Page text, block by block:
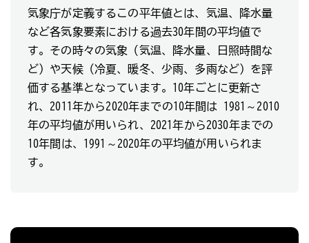
気象庁が定義するこの平年値とは、気温、降水量
など各気象要素における過去30年間の平均値で
す。その時々の気象（気温、降水量、日照時間な
ど）や天候（冷夏、暖冬、少雨、多雨など）を評
価する基準となっています。10年ごとに更新さ
れ、2011年から2020年までの10年間は 1981～2010
年の平均値が用いられ、2021年から2030年までの
10年間は、1991～2020年の平均値が用いられま
す。